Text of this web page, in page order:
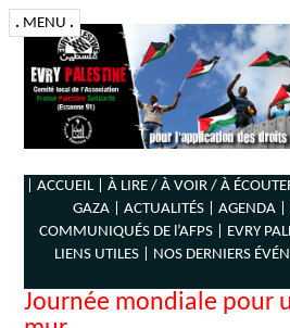
. MENU .
| ACCUEIL | À LIRE / À VOIR / À
GAZA |
ACTUALITÉS | AGENDA |
COMMUNIQUÉS DE l’AFPS |
EVRY
LIENS UTILES |
NOS DERNIERS
Journée mondiale pour